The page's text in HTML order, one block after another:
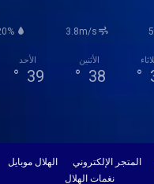
3.8m/s
الأحد
39
°
الأثنين
38
° °
المتجر الإلكتروني الهلال موبايل
نغمات الهلال